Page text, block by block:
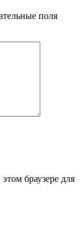
поля
браузере для